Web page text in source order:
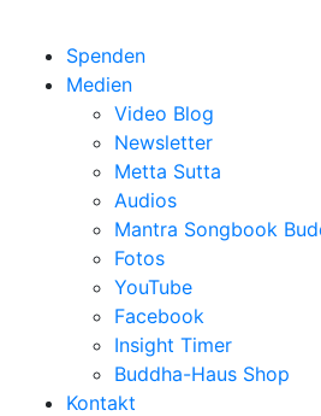
Spenden
Medien
Video Blog
Newsletter
Metta Sutta
Audios
Mantra Songbook
Fotos
YouTube
Facebook
Insight Timer
Buddha-Haus Shop
Kontakt